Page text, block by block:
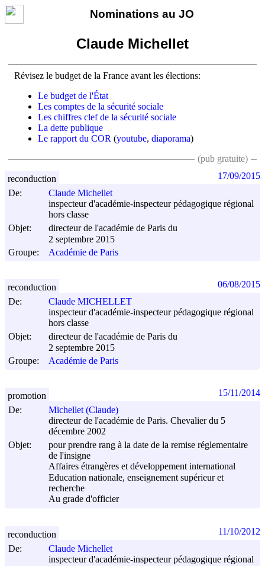
Nominations au JO
Claude Michellet
Révisez le budget de la France avant les élections:
Le budget de l'État
Les comptes de la sécurité sociale
Les chiffres clef de la sécurité sociale
La dette publique
Le rapport du COR (youtube, diaporama)
(pub gratuite)
De:
Claude Michellet
inspecteur d'académie-inspecteur pédagogique régional
hors classe
Objet:
directeur de l'académie de Paris du
2 septembre 2015
Groupe:
Académie de Paris
reconduction 17/09/2015
De:
Claude MICHELLET
inspecteur d'académie-inspecteur pédagogique régional
hors classe
Objet:
directeur de l'académie de Paris du
2 septembre 2015
Groupe:
Académie de Paris
reconduction 06/08/2015
De:
Michellet (Claude)
directeur de l'académie de Paris. Chevalier du 5
décembre 2002
Objet:
pour prendre rang à la date de la remise réglementaire
de l'insigne
Affaires étrangères et développement international
Education nationale, enseignement supérieur et
recherche
Au grade d'officier
promotion 15/11/2014
De:
Claude Michellet
inspecteur d'académie-inspecteur pédagogique régional
reconduction 11/10/2012